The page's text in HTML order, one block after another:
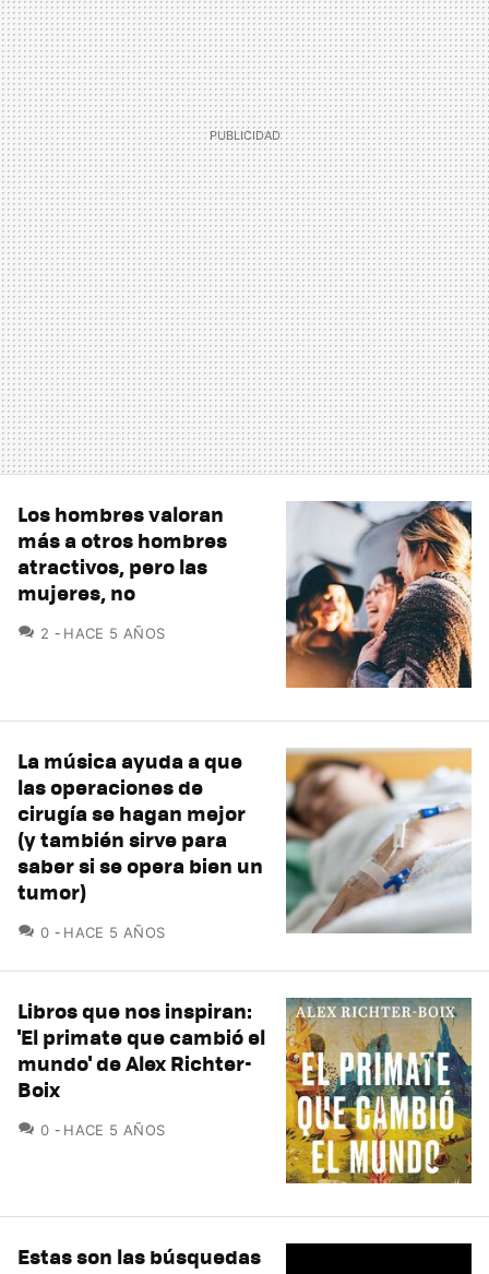
Los hombres valoran
más a otros hombres
atractivos, pero las
mujeres, no
2 COMENTARIOS
HACE 5 AÑOS
La música ayuda a que
las operaciones de
cirugía se hagan mejor
(y también sirve para
saber si se opera bien un
tumor)
0 COMENTARIOS
HACE 5 AÑOS
Libros que nos inspiran:
'El primate que cambió el
mundo' de Alex Richter-
Boix
0 COMENTARIOS
HACE 5 AÑOS
Estas son las búsquedas